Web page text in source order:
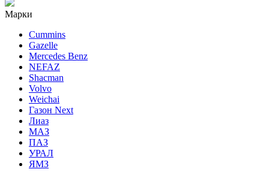
Марки
Cummins
Gazelle
Mercedes Benz
NEFAZ
Shacman
Volvo
Weichai
Газон Next
Лиаз
МАЗ
ПАЗ
УРАЛ
ЯМЗ